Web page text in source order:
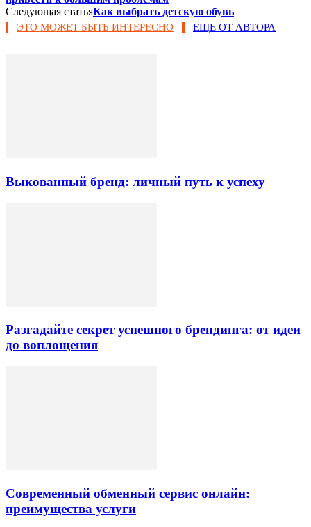
Следующая статьяКак выбрать детскую обувь
ЭТО МОЖЕТ БЫТЬ ИНТЕРЕСНО ЕЩЕ ОТ АВТОРА
Выкованный бренд: личный путь к успеху
Разгадайте секрет успешного брендинга: от идеи
до воплощения
Современный обменный сервис онлайн:
преимущества услуги